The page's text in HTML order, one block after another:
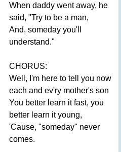
When daddy went away, he
said, "Try to be a man,
And, someday you'll
understand."
CHORUS:
Well , I'm here to tell you now
each and ev'ry mother's son
You better learn it fast, you
better learn it young,
'Cause, "someday" never
comes.